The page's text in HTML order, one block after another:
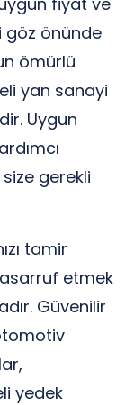
göz önünde
ömürlü
yan sanayi
Uygun
gerekli
tamir
etmek
Güvenilir
yedek